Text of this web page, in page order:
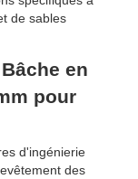
de sables
en
pour
d'ingénierie
des